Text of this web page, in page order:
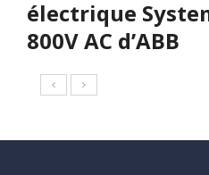
électrique
800V AC d’ABB